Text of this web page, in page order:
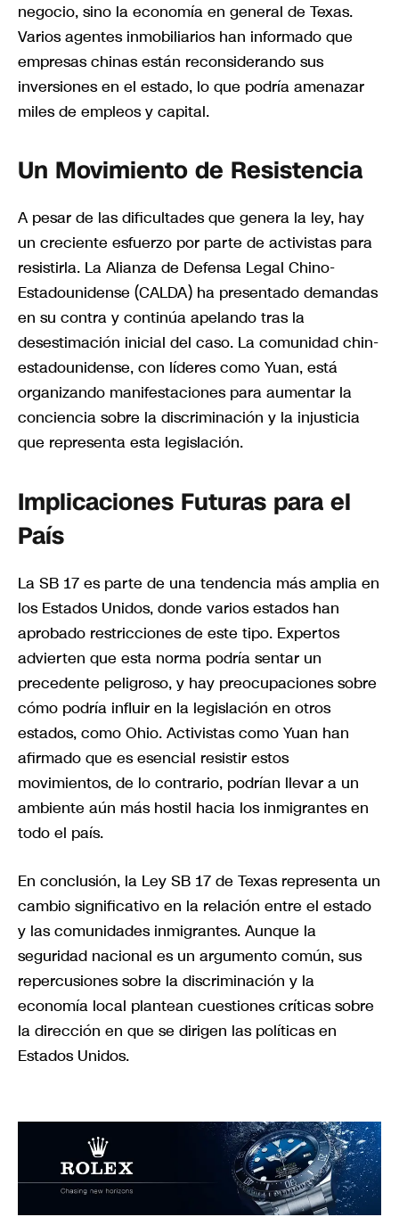
negocio, sino la economía en general de Texas.
Varios agentes inmobiliarios han informado que
empresas chinas están reconsiderando sus
inversiones en el estado, lo que podría amenazar
miles de empleos y capital.
Un Movimiento de Resistencia
A pesar de las dificultades que genera la ley, hay
un creciente esfuerzo por parte de activistas para
resistirla. La Alianza de Defensa Legal Chino-
Estadounidense (CALDA) ha presentado demandas
en su contra y continúa apelando tras la
desestimación inicial del caso. La comunidad chin-
estadounidense, con líderes como Yuan, está
organizando manifestaciones para aumentar la
conciencia sobre la discriminación y la injusticia
que representa esta legislación.
Implicaciones Futuras para el
País
La SB 17 es parte de una tendencia más amplia en
los Estados Unidos, donde varios estados han
aprobado restricciones de este tipo. Expertos
advierten que esta norma podría sentar un
precedente peligroso, y hay preocupaciones sobre
cómo podría influir en la legislación en otros
estados, como Ohio. Activistas como Yuan han
afirmado que es esencial resistir estos
movimientos, de lo contrario, podrían llevar a un
ambiente aún más hostil hacia los inmigrantes en
todo el país.
En conclusión, la Ley SB 17 de Texas representa un
cambio significativo en la relación entre el estado
y las comunidades inmigrantes. Aunque la
seguridad nacional es un argumento común, sus
repercusiones sobre la discriminación y la
economía local plantean cuestiones críticas sobre
la dirección en que se dirigen las políticas en
Estados Unidos.